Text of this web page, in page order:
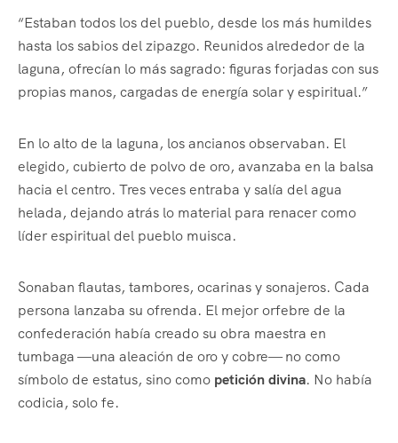
“Estaban todos los del pueblo, desde los más humildes
hasta los sabios del zipazgo. Reunidos alrededor de la
laguna, ofrecían lo más sagrado: figuras forjadas con sus
propias manos, cargadas de energía solar y espiritual.”
En lo alto de la laguna, los ancianos observaban. El
elegido, cubierto de polvo de oro, avanzaba en la balsa
hacia el centro. Tres veces entraba y salía del agua
helada, dejando atrás lo material para renacer como
líder espiritual del pueblo muisca.
Sonaban flautas, tambores, ocarinas y sonajeros. Cada
persona lanzaba su ofrenda. El mejor orfebre de la
confederación había creado su obra maestra en
tumbaga —una aleación de oro y cobre— no como
símbolo de estatus, sino como petición divina. No había
codicia, solo fe.